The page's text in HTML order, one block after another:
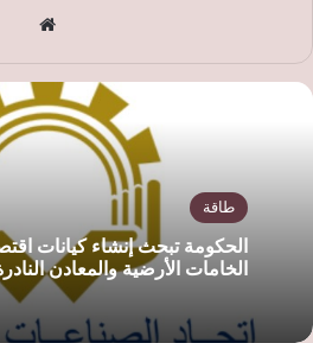
الوي
ب
طاقة
الحكومة تبحث إنشاء كيانات
الخامات الأرضية والمعادن